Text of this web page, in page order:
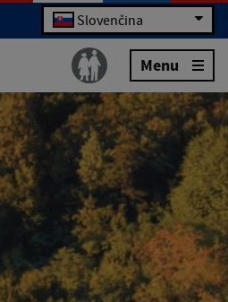
Slovenčina
Menu